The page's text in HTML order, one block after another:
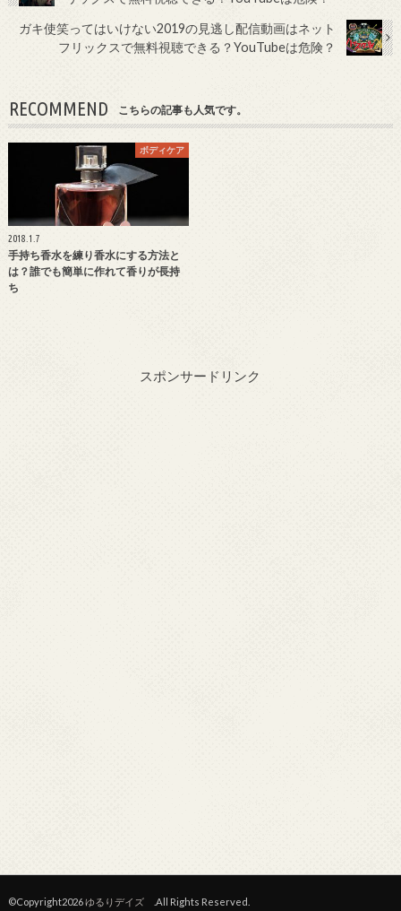
ガキ使笑ってはいけない2019の見逃し配信動画はネット
フリックスで無料視聴できる？YouTubeは危険？
RECOMMEND こちらの記事も人気です。
ボディケア
2018.1.7
手持ち香水を練り香水にする方法と
は？誰でも簡単に作れて香りが長持
ち
スポンサードリンク
©Copyright2026ゆるりデイズ .All Rights Reserved.